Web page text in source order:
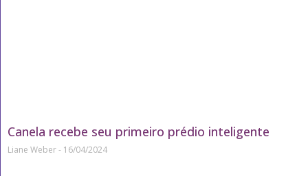
Canela recebe seu primeiro prédio inteligente
Liane Weber 16/04/2024